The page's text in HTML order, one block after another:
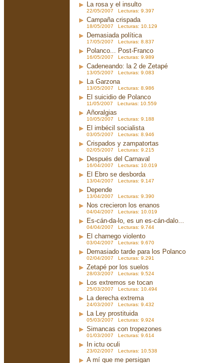
La rosa y el insulto
22/05/2007 Lecturas: 9.397
Campaña crispada
18/05/2007 Lecturas: 10.129
Demasiada política
17/05/2007 Lecturas: 8.837
Polanco... Post-Franco
16/05/2007 Lecturas: 9.989
Cadeneando: la 2 de Zetapé
13/05/2007 Lecturas: 9.083
La Garzona
13/05/2007 Lecturas: 8.986
El suicidio de Polanco
11/05/2007 Lecturas: 10.559
Añoralgias
10/05/2007 Lecturas: 9.188
El imbécil socialista
03/05/2007 Lecturas: 8.946
Crispados y zampatortas
02/05/2007 Lecturas: 9.215
Después del Carnaval
16/04/2007 Lecturas: 10.019
El Ebro se desborda
13/04/2007 Lecturas: 9.147
Depende
13/04/2007 Lecturas: 9.390
Nos crecieron los enanos
04/04/2007 Lecturas: 10.019
Es-cán-da-lo, es un es-cán-dalo...
04/04/2007 Lecturas: 9.744
El charnego violento
03/04/2007 Lecturas: 9.670
Demasiado tarde para los Polanco
02/04/2007 Lecturas: 9.291
Zetapé por los suelos
28/03/2007 Lecturas: 9.524
Los extremos se tocan
25/03/2007 Lecturas: 10.494
La derecha extrema
24/03/2007 Lecturas: 9.432
La Ley prostituida
05/03/2007 Lecturas: 9.924
Simancas con tropezones
01/03/2007 Lecturas: 9.614
In ictu oculi
23/02/2007 Lecturas: 10.538
A mí que me persigan